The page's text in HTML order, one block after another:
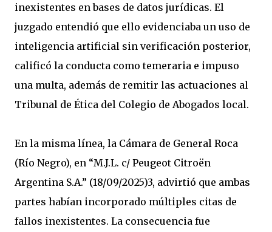
inexistentes en bases de datos jurídicas. El
juzgado entendió que ello evidenciaba un uso de
inteligencia artificial sin verificación posterior,
calificó la conducta como temeraria e impuso
una multa, además de remitir las actuaciones al
Tribunal de Ética del Colegio de Abogados local.
En la misma línea, la Cámara de General Roca
(Río Negro), en “M.J.L. c/ Peugeot Citroën
Argentina S.A.” (18/09/2025)3, advirtió que ambas
partes habían incorporado múltiples citas de
fallos inexistentes. La consecuencia fue